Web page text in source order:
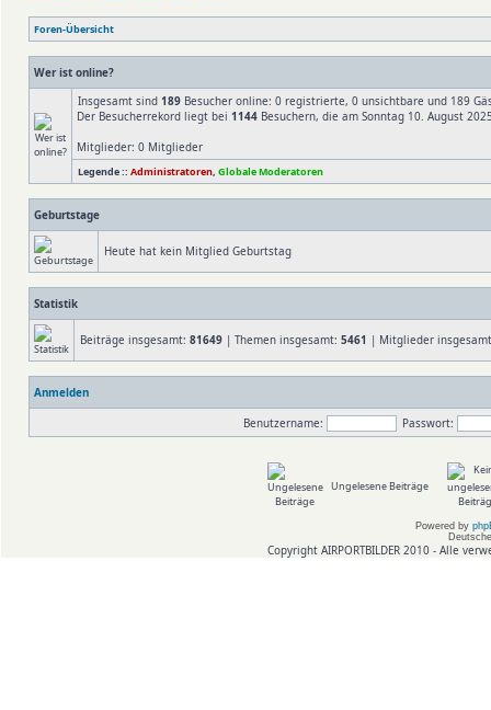
Foren-Übersicht
Wer ist online?
Insgesamt sind 189 Besucher online: 0 registrierte, 0 unsichtbare und 189
Der Besucherrekord liegt bei 1144 Besuchern, die am Sonntag 10. August
Mitglieder: 0 Mitglieder
Legende :: Administratoren, Globale Moderatoren
Geburtstage
Heute hat kein Mitglied Geburtstag
Statistik
Beiträge insgesamt: 81649 | Themen insgesamt: 5461 | Mitglieder
Anmelden
Benutzername:
Passwort:
Ungelesene Beiträge
Powered by
Copyright AIRPORTBILDER 2010 - Alle